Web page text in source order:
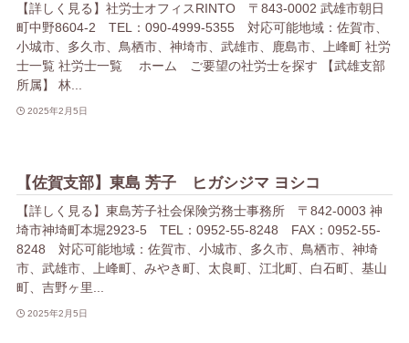
【詳しく見る】社労士オフィスRINTO 〒843-0002 武雄市朝日
町中野8604-2 TEL：090-4999-5355 対応可能地域：佐賀市、
小城市、多久市、鳥栖市、神埼市、武雄市、鹿島市、上峰町 社労
士一覧 社労士一覧 ホーム ご要望の社労士を探す 【武雄支部
所属】 林...
2025年2月5日
【佐賀支部】東島 芳子 ヒガシジマ ヨシコ
【詳しく見る】東島芳子社会保険労務士事務所 〒842-0003 神
埼市神埼町本堀2923-5 TEL：0952-55-8248 FAX：0952-55-
8248 対応可能地域：佐賀市、小城市、多久市、鳥栖市、神埼
市、武雄市、上峰町、みやき町、太良町、江北町、白石町、基山
町、吉野ヶ里...
2025年2月5日